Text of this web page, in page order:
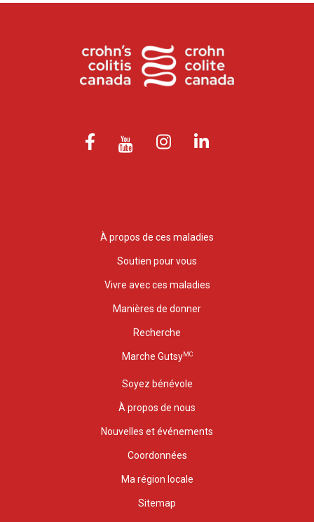
À propos de ces maladies
Soutien pour vous
Vivre avec ces maladies
Manières de donner
Recherche
Marche GutsyMC
Soyez bénévole
À propos de nous
Nouvelles et événements
Coordonnées
Ma région locale
Sitemap